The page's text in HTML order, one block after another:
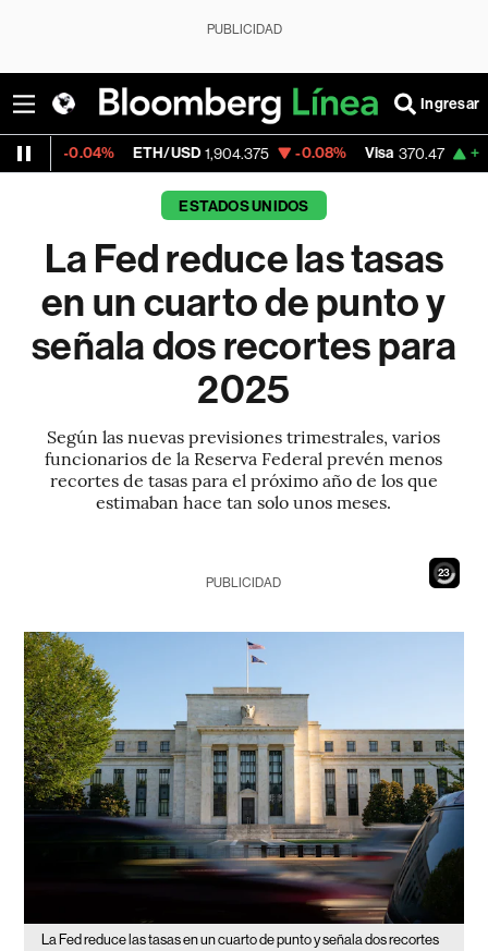
PUBLICIDAD
Ingresar
ETH/USD 1,904.375 -0.08% Visa 370.47 +0.52%
ESTADOS UNIDOS
La Fed reduce las tasas
en un cuarto de punto y
señala dos recortes para
2025
Según las nuevas previsiones trimestrales, varios
funcionarios de la Reserva Federal prevén menos
recortes de tasas para el próximo año de los que
estimaban hace tan solo unos meses.
21
PUBLICIDAD
La Fed reduce las tasas en un cuarto de punto y señala dos recortes